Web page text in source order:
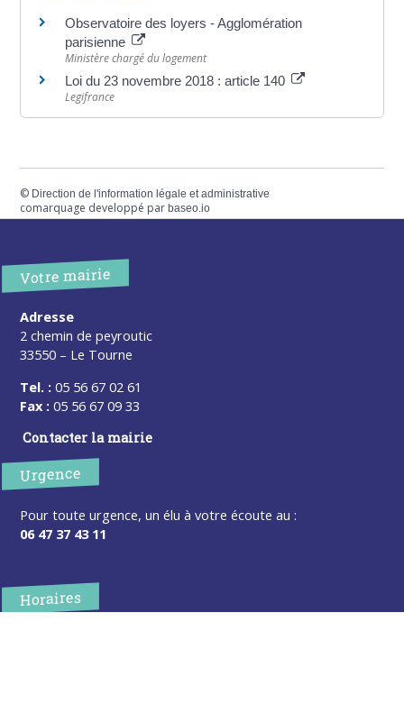
Observatoire des loyers - Agglomération
parisienne
Ministère chargé du logement
Loi du 23 novembre 2018 : article 140
Legifrance
© Direction de l'information légale et administrative
comarquage developpé parbaseo.io
Votre mairie
Adresse
2 chemin de peyroutic
33550 – Le Tourne
Tel. : 05 56 67 02 61
Fax : 05 56 67 09 33
Contacter la mairie
Urgence
Pour toute urgence, un élu à votre écoute au :
06 47 37 43 11
Horaires